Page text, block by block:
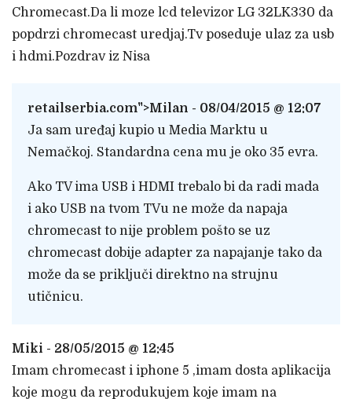
Chromecast.Da li moze lcd televizor LG 32LK330 da
popdrzi chromecast uredjaj.Tv poseduje ulaz za usb
i hdmi.Pozdrav iz Nisa
retailserbia.com">Milan - 08/04/2015 @ 12:07
Ja sam uređaj kupio u Media Marktu u
Nemačkoj. Standardna cena mu je oko 35 evra.
Ako TV ima USB i HDMI trebalo bi da radi mada
i ako USB na tvom TVu ne može da napaja
chromecast to nije problem pošto se uz
chromecast dobije adapter za napajanje tako da
može da se priključi direktno na strujnu
utičnicu.
Miki - 28/05/2015 @ 12:45
Imam chromecast i iphone 5 ,imam dosta aplikacija
koje mogu da reprodukujem koje imam na